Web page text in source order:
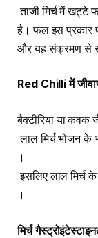
ताजी मिर्च में खट्टे
है। फल इस प्रकार
और यह संक्रमण से
Red Chilliमें
बैक्टीरिया या कवक
लाल मिर्च भोजन के
।
इसलिए लाल मिर्च
।
मिर्च